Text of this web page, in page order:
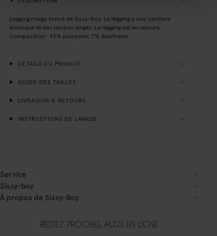
Legging rouge foncé de Sissy-Boy. Le legging a une ceinture
élastique et des jambes larges. Le legging est en velours.
Composition : 93% polyester, 7% élasthane.
DÉTAILS DU PRODUIT
GUIDE DES TAILLES
LIVRAISON & RETOURS
INSTRUCTIONS DE LAVAGE
Service
Sissy-boy
À propos de Sissy-Boy
RESTEZ PROCHES, AUSSI EN LIGNE